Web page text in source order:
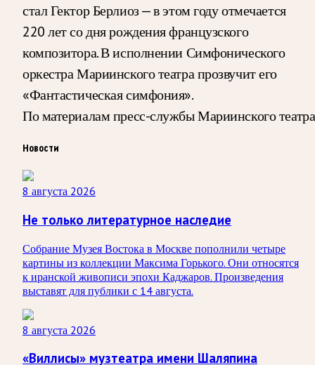
стал Гектор Берлиоз — в этом году отмечается
220 лет со дня рождения французского
композитора. В исполнении Симфонического
оркестра Мариинского театра прозвучит его
«Фантастическая симфония».
По материалам пресс-службы Мариинского театра
Новости
8 августа 2026
Не только литературное наследие
Собрание Музея Востока в Москве пополнили четыре
картины из коллекции Максима Горького. Они относятся
к иранской живописи эпохи Каджаров. Произведения
выставят для публики с 14 августа.
8 августа 2026
«Виллисы» музтеатра имени Шаляпина